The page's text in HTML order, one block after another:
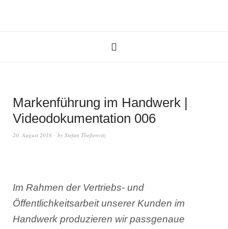
Markenführung im Handwerk |
Videodokumentation 006
20. August 2018 by Stefan Theßenvitz
Im Rahmen der Vertriebs- und
Öffentlichkeitsarbeit unserer Kunden im
Handwerk produzieren wir passgenaue